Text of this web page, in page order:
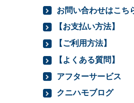
お問い合わせはこち
【お支払い方法】
【ご利用方法】
【よくある質問】
アフターサービス
クニハモブログ